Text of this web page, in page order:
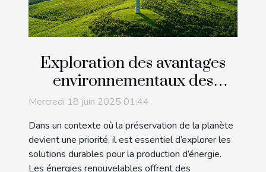
Exploration des avantages
environnementaux des
énergies renouvelables
Mercredi 18 juin 2025 01:44
Dans un contexte où la préservation de la planète
devient une priorité, il est essentiel d’explorer les
solutions durables pour la production d’énergie.
Les énergies renouvelables offrent des